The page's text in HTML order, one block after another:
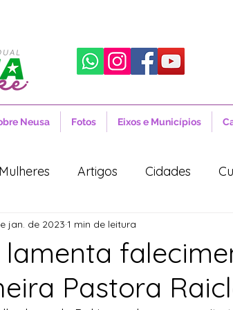
Neusa Fotos Eixos e Municípios
Mulheres Artigos Cidades
Sociais Notícias
Projetos de Lei Política
lamenta
Pastora
jan. de 2023 1 min de leitura